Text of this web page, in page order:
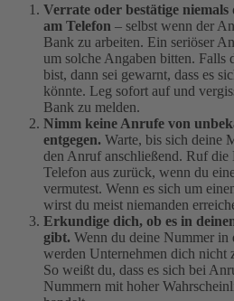
Verrate oder bestätige
am Telefon – selbst wenn der
Bank zu arbeiten. Ein seriöser
um solche Angaben bitten. Falls
bist, dann sei gewarnt, dass es
könnte. Leg sofort auf und
Bank zu melden.
Nimm keine Anrufe von
entgegen. Warte, bis sich deine
den Anruf anschließend. Ruf die
Telefon aus zurück, wenn du
vermutest. Wenn es sich um
wirst du meist niemanden
Erkundige dich, ob es in
gibt. Wenn du deine Nummer in
werden Unternehmen dich nicht
So weißt du, dass es sich bei
Nummern mit hoher